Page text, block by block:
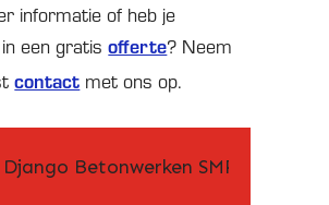
informatie of heb je
een gratisofferte? Neem
contact met ons op.